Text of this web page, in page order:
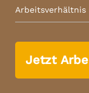
Arbeitsverhältnis
Jetzt